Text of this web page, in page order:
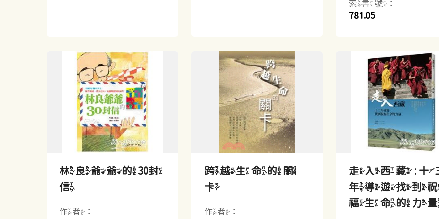
索書號：
781.05
林良爺爺的30封
信
作者：
跨越生命的關
卡
作者：
走入西藏 : 十
年導遊找到
福生命的力